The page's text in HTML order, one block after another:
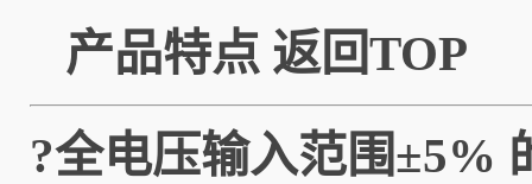
产品特点 返回TOP
?全电压输入范围±5%